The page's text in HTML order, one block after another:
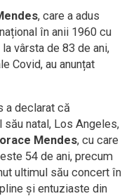
, care a adus
în anii 1960 cu
vârsta de 83 de ani,
Covid, au anunțat
a declarat că
său natal, Los Angeles,
Mendes, cu care
54 de ani, precum
ultimul său concert în
și entuziaste din